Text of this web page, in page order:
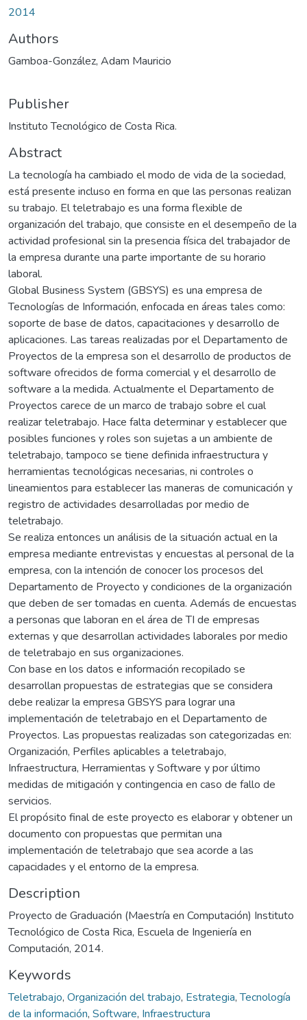
2014
Authors
Gamboa-González, Adam Mauricio
Publisher
Instituto Tecnológico de Costa Rica.
Abstract
La tecnología ha cambiado el modo de vida de la sociedad,
está presente incluso en forma en que las personas realizan
su trabajo. El teletrabajo es una forma flexible de
organización del trabajo, que consiste en el desempeño de la
actividad profesional sin la presencia física del trabajador de
la empresa durante una parte importante de su horario
laboral.
Global Business System (GBSYS) es una empresa de
Tecnologías de Información, enfocada en áreas tales como:
soporte de base de datos, capacitaciones y desarrollo de
aplicaciones. Las tareas realizadas por el Departamento de
Proyectos de la empresa son el desarrollo de productos de
software ofrecidos de forma comercial y el desarrollo de
software a la medida. Actualmente el Departamento de
Proyectos carece de un marco de trabajo sobre el cual
realizar teletrabajo. Hace falta determinar y establecer que
posibles funciones y roles son sujetas a un ambiente de
teletrabajo, tampoco se tiene definida infraestructura y
herramientas tecnológicas necesarias, ni controles o
lineamientos para establecer las maneras de comunicación y
registro de actividades desarrolladas por medio de
teletrabajo.
Se realiza entonces un análisis de la situación actual en la
empresa mediante entrevistas y encuestas al personal de la
empresa, con la intención de conocer los procesos del
Departamento de Proyecto y condiciones de la organización
que deben de ser tomadas en cuenta. Además de encuestas
a personas que laboran en el área de TI de empresas
externas y que desarrollan actividades laborales por medio
de teletrabajo en sus organizaciones.
Con base en los datos e información recopilado se
desarrollan propuestas de estrategias que se considera
debe realizar la empresa GBSYS para lograr una
implementación de teletrabajo en el Departamento de
Proyectos. Las propuestas realizadas son categorizadas en:
Organización, Perfiles aplicables a teletrabajo,
Infraestructura, Herramientas y Software y por último
medidas de mitigación y contingencia en caso de fallo de
servicios.
El propósito final de este proyecto es elaborar y obtener un
documento con propuestas que permitan una
implementación de teletrabajo que sea acorde a las
capacidades y el entorno de la empresa.
Description
Proyecto de Graduación (Maestría en Computación) Instituto
Tecnológico de Costa Rica, Escuela de Ingeniería en
Computación, 2014.
Keywords
Teletrabajo, Organización del trabajo, Estrategia,Tecnología
de la información, Software, Infraestructura